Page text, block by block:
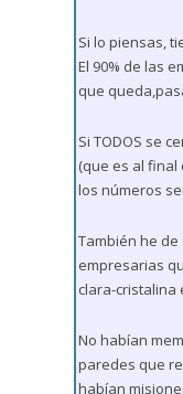
Si lo piensas,
El 90% de las
que
Si TODOS se
(que es al final
los números
También he
empresarias
clara-cristalina
No habían
paredes que
habían